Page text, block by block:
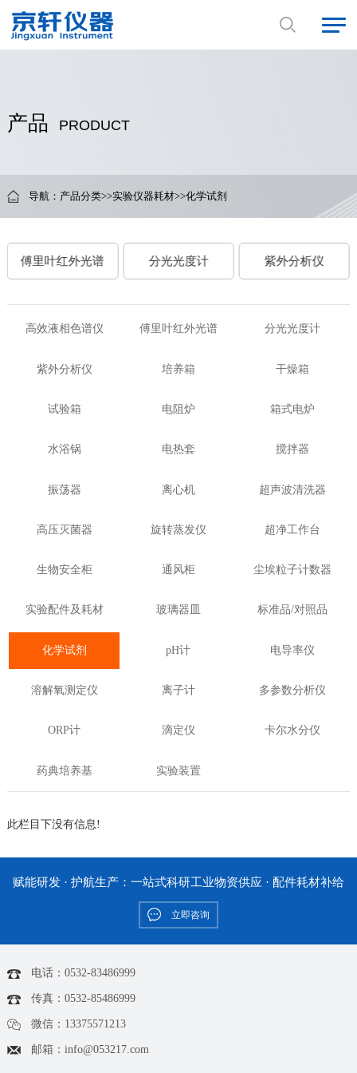
产品 PRODUCT
导航： 产品分类>>实验仪器耗材>>化学试剂
傅里叶红外光谱 分光光度计 紫外分析仪
高效液相色谱仪 傅里叶红外光谱 分光光度计
紫外分析仪 培养箱 干燥箱
试验箱 电阻炉 箱式电炉
水浴锅 电热套 搅拌器
振荡器 离心机 超声波清洗器
高压灭菌器 旋转蒸发仪 超净工作台
生物安全柜 通风柜 尘埃粒子计数器
实验配件及耗材 玻璃器皿 标准品/对照品
化学试剂 pH计 电导率仪
溶解氧测定仪 离子计 多参数分析仪
ORP计 滴定仪 卡尔水分仪
药典培养基 实验装置
此栏目下没有信息!
赋能研发 · 护航生产：一站式科研工业物资供应 · 配件耗材补给
立即咨询
电话：0532-83486999
传真：0532-85486999
微信：13375571213
邮箱：info@053217.com